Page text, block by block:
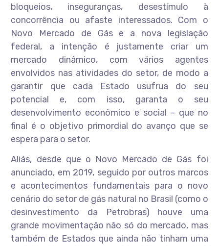
bloqueios, inseguranças, desestímulo à
concorrência ou afaste interessados. Com o
Novo Mercado de Gás e a nova legislação
federal, a intenção é justamente criar um
mercado dinâmico, com vários agentes
envolvidos nas atividades do setor, de modo a
garantir que cada Estado usufrua do seu
potencial e, com isso, garanta o seu
desenvolvimento econômico e social – que no
final é o objetivo primordial do avanço que se
espera para o setor.
Aliás, desde que o Novo Mercado de Gás foi
anunciado, em 2019, seguido por outros marcos
e acontecimentos fundamentais para o novo
cenário do setor de gás natural no Brasil (como o
desinvestimento da Petrobras) houve uma
grande movimentação não só do mercado, mas
também de Estados que ainda não tinham uma